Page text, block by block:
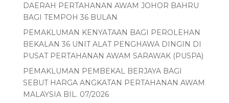
DAERAH PERTAHANAN AWAM JOHOR BAHRU
BAGI TEMPOH 36 BULAN
PEMAKLUMAN KENYATAAN BAGI PEROLEHAN
BEKALAN 36 UNIT ALAT PENGHAWA DINGIN DI
PUSAT PERTAHANAN AWAM SARAWAK (PUSPA)
PEMAKLUMAN PEMBEKAL BERJAYA BAGI
SEBUT HARGA ANGKATAN PERTAHANAN AWAM
MALAYSIA BIL. 07/2026